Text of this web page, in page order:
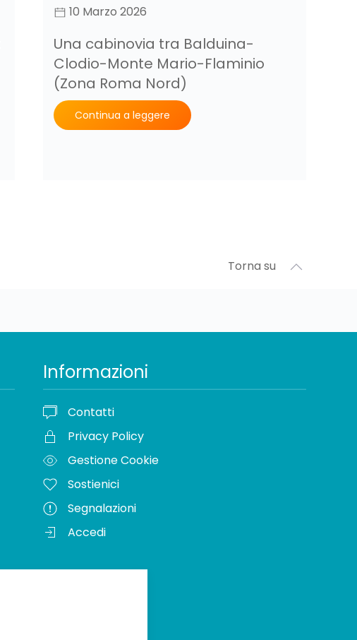
10 Marzo 2026
Una cabinovia tra Balduina-
Clodio-Monte Mario-Flaminio
(Zona Roma Nord)
Continua a leggere
Torna su
Informazioni
Contatti
Privacy Policy
Gestione Cookie
Sostienici
Segnalazioni
Accedi